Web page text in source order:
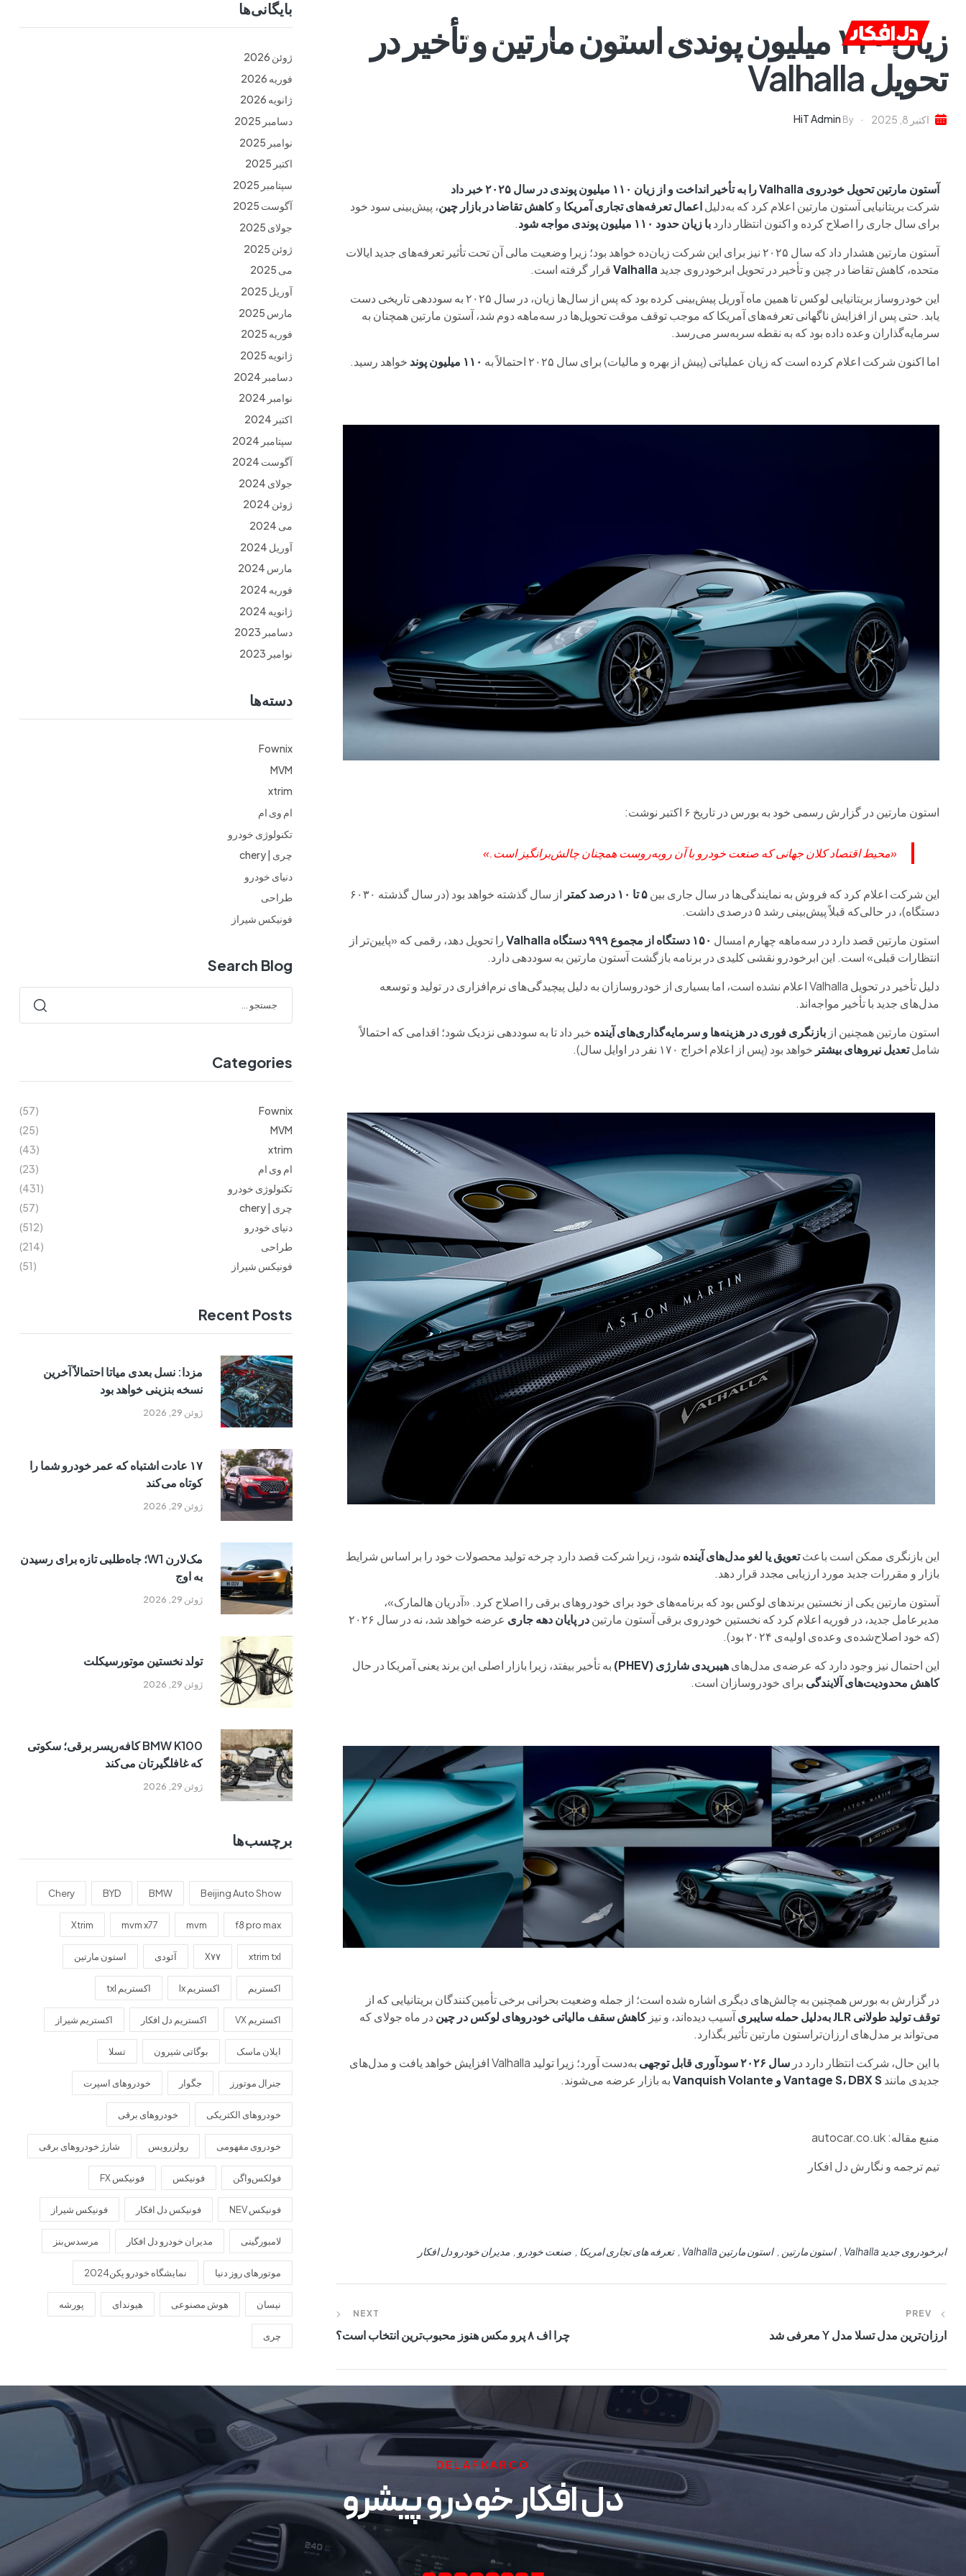
خانه ام وی ام فونیکس فونیکس NEV اکستریم
زیان ۱۱۰ میلیون پوندی استون مارتین و تأخیر در
تحویل Valhalla
اکتبر 8, 2025 By
HiT Admin
آستون مارتین تحویل خودروی Valhalla را به تأخیر انداخت و از زیان ۱۱۰ میلیون پوندی در سال ۲۰۲۵ خبر داد
شرکت بریتانیایی آستون مارتین اعلام کرد که به‌دلیلاعمال تعرفه‌های تجاری آمریکا وکاهش تقاضا در بازار چین، پیش‌بینی سود خود
برای سال جاری را اصلاح کرده و اکنون انتظار داردبا زیان حدود ۱۱۰ میلیون پوندی مواجه شود
.
آستون مارتین هشدار داد که سال ۲۰۲۵ نیز برای این شرکت زیان‌ده خواهد بود؛ زیرا وضعیت مالی آن تحت تأثیر تعرفه‌های جدید ایالات
متحده، کاهش تقاضا در چین و تأخیر در تحویل ابرخودروی جدید Valhallaقرار گرفته است.
این خودروساز بریتانیایی لوکس تا همین ماه آوریل پیش‌بینی کرده بود که پس از سال‌ها زیان، در سال ۲۰۲۵ به سوددهی تاریخی دست
یابد. حتی پس از افزایش ناگهانی تعرفه‌های آمریکا که موجب توقف موقت تحویل‌ها در سه‌ماهه دوم شد، آستون مارتین همچنان به
سرمایه‌گذاران وعده داده بود که به نقطه سربه‌سر می‌رسد.
اما اکنون شرکت اعلام کرده است که زیان عملیاتی (پیش از بهره و مالیات) برای سال ۲۰۲۵ احتمالاً به
۱۱۰ میلیون پوند خواهد رسید.
استون مارتین در گزارش رسمی خود به بورس در تاریخ ۶ اکتبر نوشت:
«محیط اقتصاد کلان جهانی که صنعت خودرو با آن روبه‌روست همچنان چالش‌برانگیز است.»
این شرکت اعلام کرد که فروش به نمایندگی‌ها در سال جاری بین۵ تا ۱۰ درصد کمتر
از سال گذشته خواهد بود (در سال گذشته ۶۰۳۰
دستگاه)، در حالی‌که قبلاً پیش‌بینی رشد ۵ درصدی داشت.
استون مارتین قصد دارد در سه‌ماهه چهارم امسال ۱۵۰ دستگاه از مجموع ۹۹۹ دستگاه Valhalla
را تحویل دهد، رقمی که «پایین‌تر از
انتظارات قبلی» است. این ابرخودرو نقشی کلیدی در برنامه بازگشت آستون مارتین به سوددهی دارد.
دلیل تأخیر در تحویل Valhalla اعلام نشده است، اما بسیاری از خودروسازان به دلیل پیچیدگی‌های نرم‌افزاری در تولید و توسعه
مدل‌های جدید با تأخیر مواجه‌اند.
استون مارتین همچنین از بازنگری فوری در هزینه‌ها و سرمایه‌گذاری‌های آینده خبر داد تا به سوددهی نزدیک شود؛ اقدامی که احتمالاً
شاملتعدیل نیروهای بیشتر خواهد بود (پس از اعلام اخراج ۱۷۰ نفر در اوایل سال).
این بازنگری ممکن است باعثتعویق یا لغو مدل‌های آینده شود، زیرا شرکت قصد دارد چرخه تولید محصولات خود را بر اساس شرایط
بازار و مقررات جدید مورد ارزیابی مجدد قرار دهد.
آستون مارتین یکی از نخستین برندهای لوکس بود که برنامه‌های خود برای خودروهای برقی را اصلاح کرد. «آدریان هالمارک»،
مدیرعامل جدید، در فوریه اعلام کرد که نخستین خودروی برقی آستون مارتیندر پایان دهه جاری
عرضه خواهد شد، نه در سال ۲۰۲۶
(که خود اصلاح‌شده‌ی وعده‌ی اولیه‌ی ۲۰۲۴ بود).
این احتمال نیز وجود دارد که عرضه‌ی مدل‌هایهیبریدی شارژی (PHEV)
به تأخیر بیفتد، زیرا بازار اصلی این برند یعنی آمریکا در حال
کاهش محدودیت‌های آلایندگی برای خودروسازان است.
در گزارش به بورس همچنین به چالش‌های دیگری اشاره شده است؛ از جمله وضعیت بحرانی برخی تأمین‌کنندگان بریتانیایی که از
توقف تولید طولانی JLR به‌دلیل حمله سایبری
آسیب دیده‌اند، و نیزکاهش سقف مالیاتی خودروهای لوکس در چین در ماه جولای که
می‌تواند بر مدل‌های ارزان‌تراستون مارتین تأثیر بگذارد.
با این حال، شرکت انتظار دارد در سال ۲۰۲۶ سودآوری قابل توجهی
به‌دست آورد؛ زیرا تولید Valhalla افزایش خواهد یافت و مدل‌های
جدیدی مانندVantage S، DBX S و Vanquish Volante به بازار عرضه می‌شوند.
منبع مقاله: autocar.co.uk
تیم ترجمه و نگارش دل افکار
ابرخودروی جدید Valhalla استون مارتین استون مارتین Valhalla تعرفه های تجاری امریکا صنعت خودرو مدیران خودرو دل افکار
PREV
ارزان‌ترین مدل تسلا مدل Y معرفی شد
NEXT
چرا اف ۸ پرو مکس هنوز محبوب‌ترین انتخاب است؟
بایگانی‌ها
ژوئن 2026
فوریه 2026
ژانویه 2026
دسامبر 2025
نوامبر 2025
اکتبر 2025
سپتامبر 2025
آگوست 2025
جولای 2025
ژوئن 2025
می 2025
آوریل 2025
مارس 2025
فوریه 2025
ژانویه 2025
دسامبر 2024
نوامبر 2024
اکتبر 2024
سپتامبر 2024
آگوست 2024
جولای 2024
ژوئن 2024
می 2024
آوریل 2024
مارس 2024
فوریه 2024
ژانویه 2024
دسامبر 2023
نوامبر 2023
دسته‌ها
Fownix
MVM
xtrim
ام وی ام
تکنولوژی خودرو
چری | chery
دنیای خودرو
طراحی
فونیکس شیراز
Search Blog
Categories
Fownix
(57)
MVM
(25)
xtrim
(43)
ام وی ام
(23)
تکنولوژی خودرو
(431)
چری | chery
(57)
دنیای خودرو
(512)
طراحی
(214)
فونیکس شیراز
(51)
Recent Posts
ژوئن 29, 2026
مزدا: نسل بعدی میاتا احتمالاً آخرین
نسخه بنزینی خواهد بود
ژوئن 29, 2026
۱۷ عادت اشتباه که عمر خودرو شما را
کوتاه می‌کند
ژوئن 29, 2026
مک‌لارن W1؛ جاه‌طلبی تازه برای رسیدن
به اوج
ژوئن 29, 2026
تولد نخستین موتورسیکلت
ژوئن 29, 2026
BMW K100 کافه‌ریسر برقی؛ سکوتی
که غافلگیرتان می‌کند
برچسب‌ها
Beijing Auto Show
BMW
BYD
Chery
f8 pro max
mvm
mvm x77
Xtrim
xtrim txl X۷۷ آئودی استون مارتین
اکستریم اکستریم lx اکستریم txl
اکستریم VX اکستریم دل افکار اکستریم شیراز
ایلان ماسک بوگاتی شیرون تسلا
جنرال موتورز جگوار خودروهای اسپرت
خودروهای الکتریکی خودروهای برقی
خودروی مفهومی رولزرویس شارژ خودروهای برقی
فولکس‌واگن فونیکس فونیکس FX
فونیکس NEV فونیکس دل افکار فونیکس شیراز
لامبورگینی مدیران خودرو دل افکار مرسدس‌بنز
موتورهای روز دنیا نمایشگاه خودرو پکن2024
نیسان هوش مصنوعی هیوندای پورشه
چری
DELAFKARCO
دل افکار خودرو پیشرو